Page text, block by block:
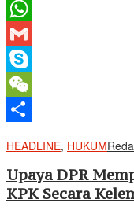
Twitter
WhatsApp
Gmail
Skype
WeChat
HEADLINE, HUKUM
Upaya DPR
KPK Secara